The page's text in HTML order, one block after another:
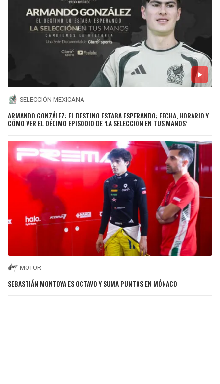
SELECCIÓN MEXICANA
ARMANDO GONZÁLEZ: EL DESTINO ESTABA ESPERANDO; FECHA, HORARIO Y
CÓMO VER EL DÉCIMO EPISODIO DE ‘LA SELECCIÓN EN TUS MANOS’
MOTOR
SEBASTIÁN MONTOYA ES OCTAVO Y SUMA PUNTOS EN MÓNACO